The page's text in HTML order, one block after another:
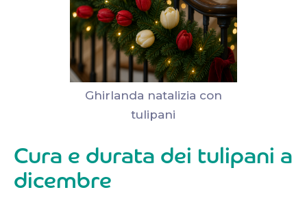
Ghirlanda natalizia con
tulipani
Cura e durata dei tulipani a
dicembre